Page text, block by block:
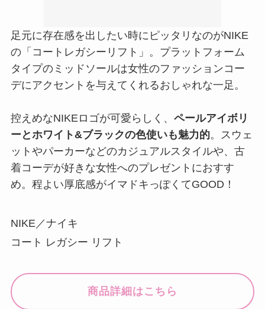
足元に存在感を出したい時にピッタリなのがNIKE
の「コートレガシーリフト」。プラットフォーム
タイプのミッドソールは女性のファッションコー
デにアクセントを与えてくれるおしゃれな一足。
控えめなNIKEロゴが可愛らしく、 ペールアイボリ
ーとホワイト&ブラックの色使いも魅力的。スウェ
ットやパーカーなどのカジュアルスタイルや、古
着コーデが好きな女性へのプレゼントにおすす
め。程よい厚底感がイマドキっぽくてGOOD！
NIKE／ナイキ
コート レガシー リフト
商品詳細はこちら